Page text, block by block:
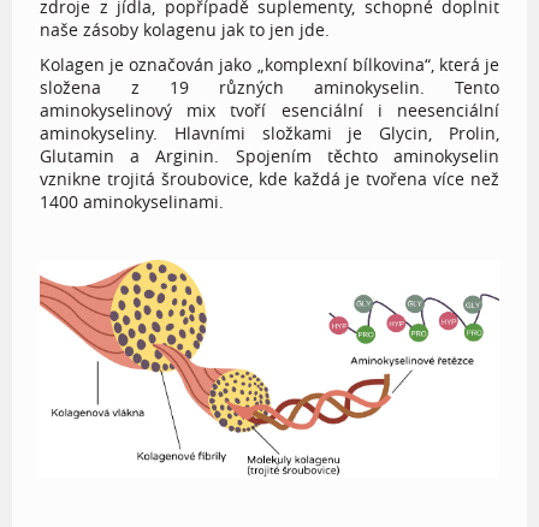
zdroje z jídla, popřípadě suplementy, schopné doplnit
naše zásoby kolagenu jak to jen jde.
Kolagen je označován jako „komplexní bílkovina“, která je
složena z 19 různých aminokyselin. Tento
aminokyselinový mix tvoří esenciální i neesenciální
aminokyseliny. Hlavními složkami je Glycin, Prolin,
Glutamin a Arginin. Spojením těchto aminokyselin
vznikne trojitá šroubovice, kde každá je tvořena více než
1400 aminokyselinami.